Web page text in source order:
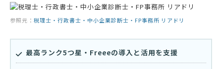
参照元： 税理士・行政書士・中小企業診断士・FP事務所 リアドリ
最高ランク5つ星・Freeeの導入と活用を支援